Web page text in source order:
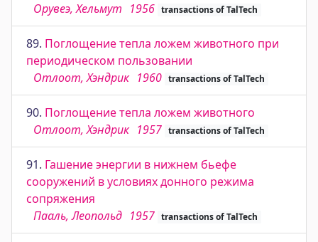
Орувеэ, Хельмут 1956 transactions of TalTech
89. Поглощение тепла ложем животного при
периодическом пользовании
Отлоот, Хэндрик 1960 transactions of TalTech
90. Поглощение тепла ложем животного
Отлоот, Хэндрик 1957 transactions of TalTech
91. Гашение энергии в нижнем бьефе
сооружений в условиях донного режима
сопряжения
Пааль, Леопольд 1957 transactions of TalTech